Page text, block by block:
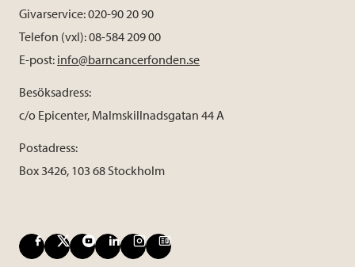
Givarservice: 020-90 20 90
Telefon (vxl): 08-584 209 00
E-post: info@barncancerfonden.se
Besöksadress:
c/o Epicenter, Malmskillnadsgatan 44 A
Postadress:
Box 3426, 103 68 Stockholm
F
X
Y
L
I
B